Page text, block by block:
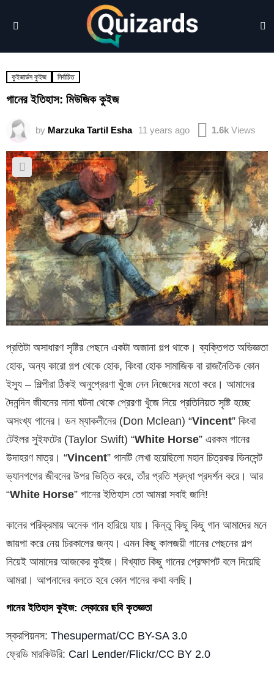
কুইজার্ডস কুইজ নির্বাচিত
গানের ইতিহাস: মিউজিক কুইজ
by Marzuka Tartil Esha 11 years ago 1.6k Views
প্রতিটা অসাধারণ সৃষ্টির পেছনে একটা অজানা গল্প থাকে। ব্যক্তিগত অভিজ্ঞতা
হোক, অন্য কারো গল্প থেকে হোক, কিংবা হোক সামাজিক বা রাজনৈতিক কোন
ইস্যু – শিল্পীরা ঠিকই অনুপ্রেরণা খুঁজে নেন নিজেদের মতো করে। আমাদের
দৈনন্দিন জীবনের নানা ঘটনা থেকে প্রেরণা খুঁজে নিয়ে প্রতিনিয়ত সৃষ্টি হচ্ছে
অসংখ্য গানের। ডন ম্যাকলীনের (Don Mclean) “Vincent” কিংবা
টেইলর সুইফটের (Taylor Swift) “White Horse” এরকম গানের
উদাহরণ মাত্র। “Vincent” গানটি লেখা হয়েছিলো মহান চিত্রকর ভিনসেন্ট
ভ্যানগগের জীবনের উপর ভিত্তি করে, তাঁর প্রতি শ্রদ্ধা প্রদর্শন করে। আর
“White Horse” গানের ইতিহাস তো আমরা সবাই জানি!
কালের পরিক্রমায় অনেক গান হারিয়ে যায়। কিন্তু কিছু কিছু গান আমাদের মনে
জায়গা করে নেয় চিরকালের জন্য। এমন কিছু কালজয়ী গানের পেছনের গল্প
নিয়েই আমাদের আজকের কুইজ। বিখ্যাত কিছু গানের প্রেক্ষাপট বলে দিয়েছি
আমরা। আপনাদের বলতে হবে কোন গানের কথা বলছি।
গানের ইতিহাস কুইজ: স্কোরের ছবি কৃতজ্ঞতা
স্করপিয়নস: Thesupermat/CC BY-SA 3.0
ফ্রেডি মারকিউরি: Carl Lender/Flickr/CC BY 2.0